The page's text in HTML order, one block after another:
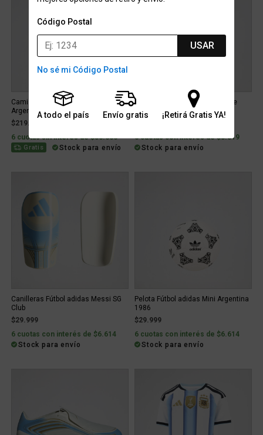
Código Postal
USAR
No sé mi Código Postal
A todo el país Envío gratis ¡Retirá Gratis YA!
Camiseta adidas Titular Selección
Argentina 26 Versión Jugad...
$219.999
6 cuotas sin interés de $36.666
Gratis Stock para envío
Short adidas Messi Tiro League
Infantil
6 cuotas con interés de $8.819
Stock para envío
Canilleras Fútbol adidas Messi SG
Club
$29.999
6 cuotas con interés de $6.614
Stock para envío
Pelota Fútbol adidas Mini Argentina
1986
$29.999
6 cuotas con interés de $6.614
Stock para envío